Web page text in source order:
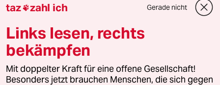
Downloads für Abonnierende
© 2026 taz Verlags und Vertriebs GmbH
Alle Rechte vorbehalten. Bei rechtlichen Fragen oder für Genehmigungen
wenden Sie sich bitte an
lizenzen@taz.de
taz zahl ich Gerade nicht
Links lesen, rechts
bekämpfen
Mit doppelter Kraft für eine offene Gesellschaft!
Besonders jetzt brauchen Menschen, die sich gegen